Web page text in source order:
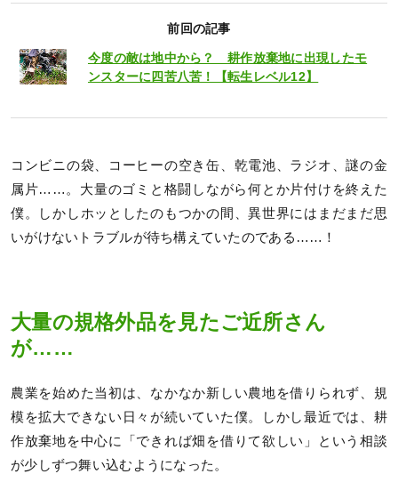
前回の記事
今度の敵は地中から？ 耕作放棄地に出現したモ
ンスターに四苦八苦！【転生レベル12】
コンビニの袋、コーヒーの空き缶、乾電池、ラジオ、謎の金
属片……。大量のゴミと格闘しながら何とか片付けを終えた
僕。しかしホッとしたのもつかの間、異世界にはまだまだ思
いがけないトラブルが待ち構えていたのである……！
大量の規格外品を見たご近所さん
が……
農業を始めた当初は、なかなか新しい農地を借りられず、規
模を拡大できない日々が続いていた僕。しかし最近では、耕
作放棄地を中心に「できれば畑を借りて欲しい」という相談
が少しずつ舞い込むようになった。